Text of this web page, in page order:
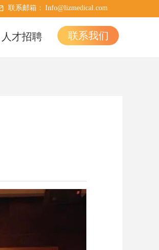
人才招聘 联系我们
联系邮箱： Info@lizmedical.com